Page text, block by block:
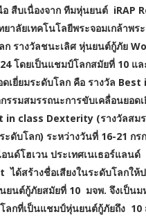
สืบเนื่องจาก ทีมหุ่นยนต์ iRAP
าลัยเทคโนโลยีพระจอมเกล้าพร
ก รางวัลชนะเลิศ หุ่นยนต์กู้ภัย
โดยเป็นแชมป์โลกสมัยที่ 10 แล
ดเยี่ยมระดับโลก คือ รางวัล
รรมสมรรถนะการขับเคลื่อนยอด
in class Dexterity (รางวัลสม
ะดับโลก) ระหว่างวันที่ 16-21 กร
อนด์โฮเวน ประเทศเนเธอร์แลน
ได้สร้างชื่อเสียงในระดับโลกให้
ยนต์กู้ภัยสมัยที่ 10 มจพ. จึงเป็นม
โลกที่เป็นแชมป์หุ่นยนต์กู้ภัยถึง